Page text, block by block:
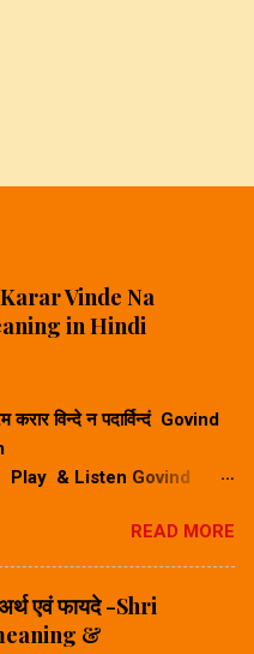
Vinde Na
in Hindi
करार विन्दे न पदार्विन्दं Govind
Stotram
Govind
न पदार विन्दम सुनिए ⬆
Damodar Stotram
Hindi-गोविन्द दामोदर स्तोत्र
पदारविन्दं मुखारविन्दे
READ MORE
अर्थ एवं फायदे -Shri
&